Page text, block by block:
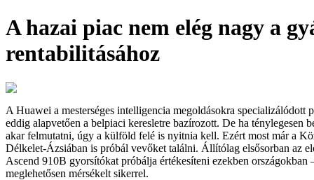
A hazai piac nem elég nagy a
rentabilitásához
A Huawei a mesterséges intelligencia megoldásokra specializálódott
eddig alapvetően a belpiaci keresletre bazírozott. De ha ténylegesen
akar felmutatni, úgy a külföld felé is nyitnia kell. Ezért most már a
Délkelet-Ázsiában is próbál vevőket találni. Állítólag elsősorban az
Ascend 910B gyorsítókat próbálja értékesíteni ezekben országokban
meglehetősen mérsékelt sikerrel.